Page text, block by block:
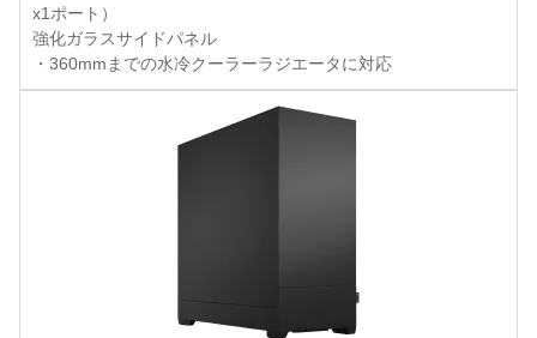
x1ポート）
強化ガラスサイドパネル
・360mmまでの水冷クーラーラジエータに対応